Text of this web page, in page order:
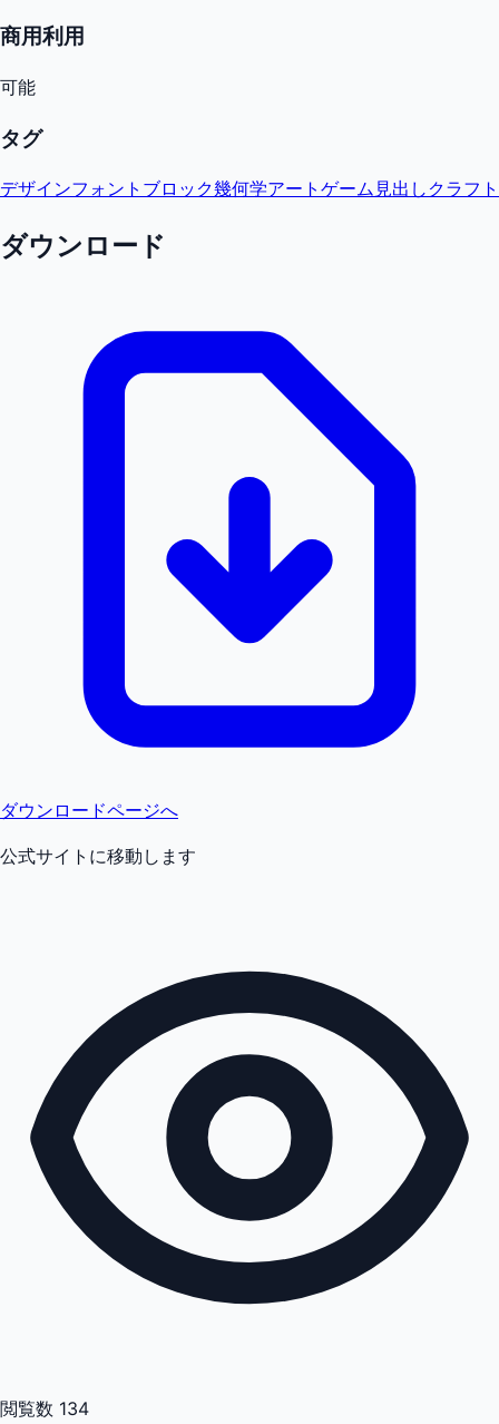
商用利用
可能
タグ
デザインフォント ブロック幾何学アート ゲーム 見出し クラフト
ダウンロード
ダウンロードページへ
公式サイトに移動します
閲覧数 134